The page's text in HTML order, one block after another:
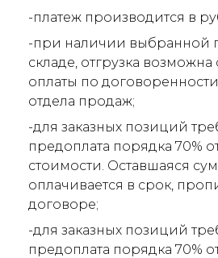
-платеж производится в
-при наличии выбранной
складе, отгрузка возможна
оплаты по
отдела продаж;
-для заказных позиций
предоплата порядка 70%
стоимости. Оставшаяся
оплачивается в срок,
договоре;
-для заказных позиций
предоплата порядка 70%